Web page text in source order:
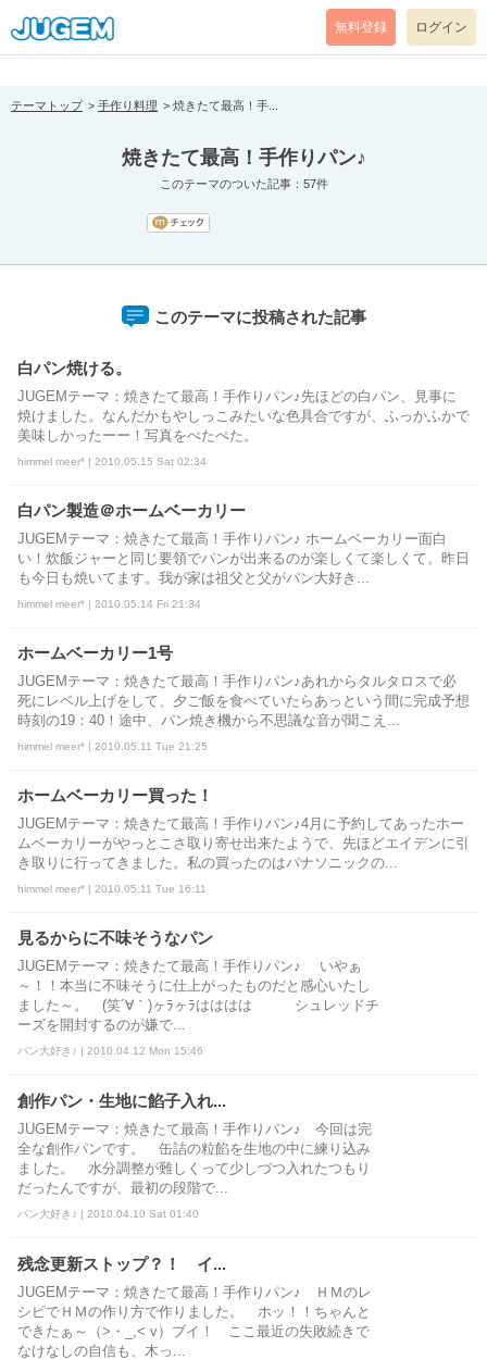
[pear_error: message="Success" code=0 mode=return level=notice
prefix="" info=""]
無料登録 ログイン
テーマトップ 手作り料理 焼きたて最高！手...
焼きたて最高！手作りパン♪
このテーマのついた記事：57件
このテーマに投稿された記事
白パン焼ける。
JUGEMテーマ：焼きたて最高！手作りパン♪先ほどの白パン、見事に
焼けました。なんだかもやしっこみたいな色具合ですが、ふっかふかで
美味しかったーー！写真をぺたぺた。
himmel meer* | 2010.05.15 Sat 02:34
白パン製造＠ホームベーカリー
JUGEMテーマ：焼きたて最高！手作りパン♪ ホームベーカリー面白
い！炊飯ジャーと同じ要領でパンが出来るのが楽しくて楽しくて。昨日
も今日も焼いてます。我が家は祖父と父がパン大好き...
himmel meer* | 2010.05.14 Fri 21:34
ホームベーカリー1号
JUGEMテーマ：焼きたて最高！手作りパン♪あれからタルタロスで必
死にレベル上げをして、夕ご飯を食べていたらあっという間に完成予想
時刻の19：40！途中、パン焼き機から不思議な音が聞こえ...
himmel meer* | 2010.05.11 Tue 21:25
ホームベーカリー買った！
JUGEMテーマ：焼きたて最高！手作りパン♪4月に予約してあったホー
ムベーカリーがやっとこさ取り寄せ出来たようで、先ほどエイデンに引
き取りに行ってきました。私の買ったのはパナソニックの...
himmel meer* | 2010.05.11 Tue 16:11
見るからに不味そうなパン
JUGEMテーマ：焼きたて最高！手作りパン♪ いやぁ
～！！本当に不味そうに仕上がったものだと感心いたし
ました～。 (笑´∀｀)ヶﾗヶﾗはははは シュレッドチ
ーズを開封するのが嫌で...
パン大好き♪ | 2010.04.12 Mon 15:46
創作パン・生地に餡子入れ...
JUGEMテーマ：焼きたて最高！手作りパン♪ 今回は完
全な創作パンです。 缶詰の粒餡を生地の中に練り込み
ました。 水分調整が難しくって少しづつ入れたつもり
だったんですが、最初の段階で...
パン大好き♪ | 2010.04.10 Sat 01:40
残念更新ストップ？！ イ...
JUGEMテーマ：焼きたて最高！手作りパン♪ ＨＭのレ
シピでＨＭの作り方で作りました。 ホッ！！ちゃんと
できたぁ～（>・_,< v）ブイ！ ここ最近の失敗続きで
なけなしの自信も、木っ...